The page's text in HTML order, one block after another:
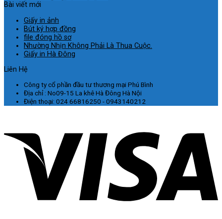
Bài viết mới
Giấy in ảnh
Bút ký hợp đồng
file đóng hồ sơ
Nhường Nhịn Không Phải Là Thua Cuộc.
Giấy in Hà Đông
Liên Hệ
Công ty cổ phần đầu tư thương mại Phú Bình
Địa chỉ : No09-15 La khê Hà Đông Hà Nội
Điện thoại: 024 66816250 - 0943140212